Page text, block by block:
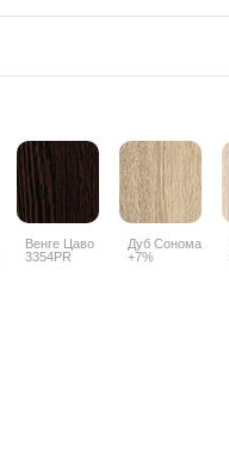
Венге Цаво
3354PR
Дуб Сонома
+7%